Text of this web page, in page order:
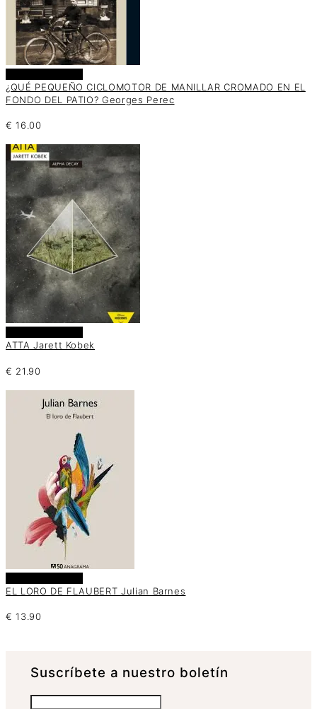
¿QUÉ PEQUEÑO CICLOMOTOR DE MANILLAR CROMADO EN EL
FONDO DEL PATIO? Georges Perec
€ 16.00
ATTA Jarett Kobek
€ 21.90
EL LORO DE FLAUBERT Julian Barnes
€ 13.90
Suscrí­bete a nuestro boletín